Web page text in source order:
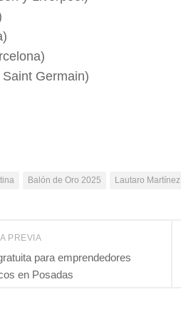
Germain)
Balón de Oro 2025 Lautaro Martínez
PREVIA
para emprendedores
en Posadas